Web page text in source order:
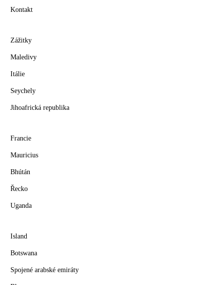
Kontakt
Zážitky
Maledivy
Itálie
Seychely
Jihoafrická republika
Francie
Mauricius
Bhútán
Řecko
Uganda
Island
Botswana
Spojené arabské emiráty